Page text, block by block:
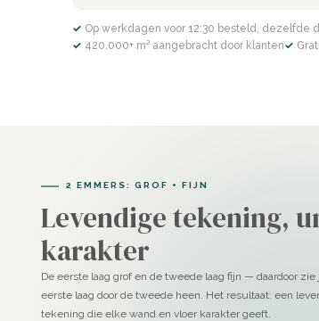
✓ Op werkdagen voor 12:30 besteld, dezelfde
✓ 420.000+ m² aangebracht door klanten
✓
2 EMMERS: GROF + FIJN
Levendige tekening,
karakter
De eerste laag grof en de tweede laag fijn — daardoor
eerste laag door de tweede heen. Het resultaat: een
tekening die elke wand en vloer karakter geeft.